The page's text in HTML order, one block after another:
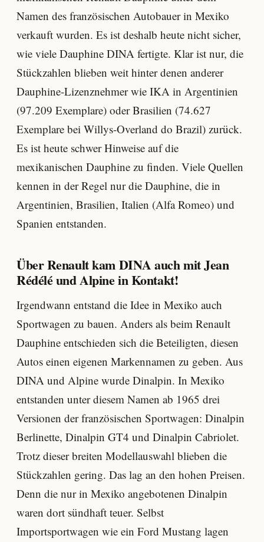
Namen des französischen Autobauer in Mexiko
verkauft wurden. Es ist deshalb heute nicht sicher,
wie viele Dauphine DINA fertigte. Klar ist nur, die
Stückzahlen blieben weit hinter denen anderer
Dauphine-Lizenznehmer wie IKA in Argentinien
(97.209 Exemplare) oder Brasilien (74.627
Exemplare bei Willys-Overland do Brazil) zurück.
Es ist heute schwer Hinweise auf die
mexikanischen Dauphine zu finden. Viele Quellen
kennen in der Regel nur die Dauphine, die in
Argentinien, Brasilien, Italien (Alfa Romeo) und
Spanien entstanden.
Über Renault kam DINA auch mit Jean
Rédélé und Alpine in Kontakt!
Irgendwann entstand die Idee in Mexiko auch
Sportwagen zu bauen. Anders als beim Renault
Dauphine entschieden sich die Beteiligten, diesen
Autos einen eigenen Markennamen zu geben. Aus
DINA und Alpine wurde Dinalpin. In Mexiko
entstanden unter diesem Namen ab 1965 drei
Versionen der französischen Sportwagen: Dinalpin
Berlinette, Dinalpin GT4 und Dinalpin Cabriolet.
Trotz dieser breiten Modellauswahl blieben die
Stückzahlen gering. Das lag an den hohen Preisen.
Denn die nur in Mexiko angebotenen Dinalpin
waren dort sündhaft teuer. Selbst
Importsportwagen wie ein Ford Mustang lagen